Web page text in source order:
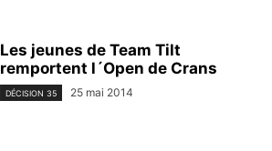
Les jeunes de Team Tilt
remportent l´Open de Crans
DÉCISION 35 25 mai 2014